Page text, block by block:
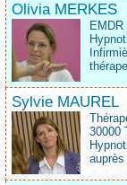
Olivia MERKES
Sylvie MAUREL
30000